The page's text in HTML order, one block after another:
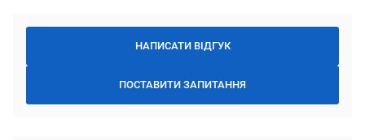
НАПИСАТИ ВІДГУК
ПОСТАВИТИ ЗАПИТАННЯ